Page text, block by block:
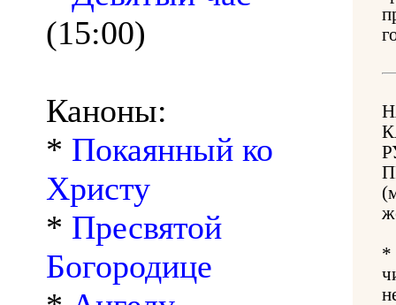
(15:00)
Каноны:
* Покаянный ко
Христу
* Пресвятой
Богородице
*